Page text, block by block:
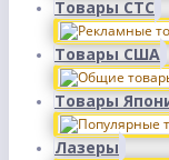
Товары СТС
Товары США
Товары
Лазеры